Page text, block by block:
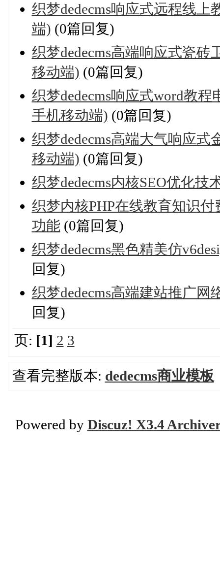
织梦dedecms响应式远程线
端) (0篇回复)
织梦dedecms高端响应式瓷
移动端) (0篇回复)
织梦dedecms响应式word教
手机移动端) (0篇回复)
织梦dedecms高端大气响应
移动端) (0篇回复)
织梦dedecms内核SEO优化
织梦内核PHP在线教育知识
功能(0篇回复)
织梦dedecms黑色精美仿
回复)
织梦dedecms高端建站推广
回复)
页: [1] 2 3
查看完整版本: dedecms商业模板
Powered by Discuz! X3.4